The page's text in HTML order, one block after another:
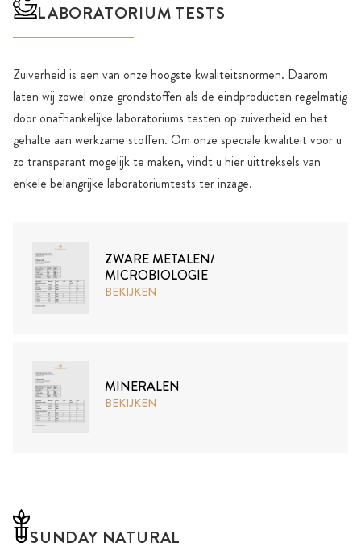
LABORATORIUM TESTS
Zuiverheid is een van onze hoogste kwaliteitsnormen. Daarom
laten wij zowel onze grondstoffen als de eindproducten regelmatig
door onafhankelijke laboratoriums testen op zuiverheid en het
gehalte aan werkzame stoffen. Om onze speciale kwaliteit voor u
zo transparant mogelijk te maken, vindt u hier uittreksels van
enkele belangrijke laboratoriumtests ter inzage.
ZWARE METALEN/
MICROBIOLOGIE
BEKIJKEN
MINERALEN
BEKIJKEN
SUNDAY NATURAL